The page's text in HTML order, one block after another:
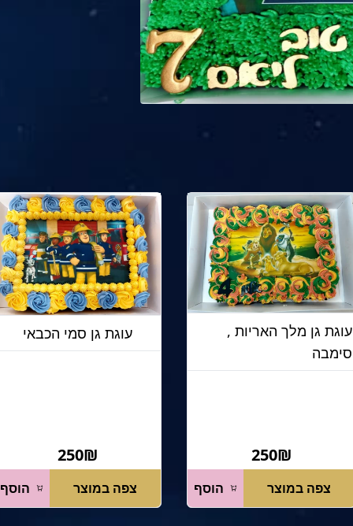
עוגת גן מלך האריות ,
סימבה
250₪
צפה במוצר הוסף
עוגת גן סמי הכבאי
250₪
צפה במוצר הוסף